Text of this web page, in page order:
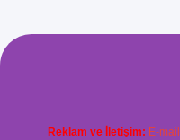
sitesi
Reklam ve İletişim: E-